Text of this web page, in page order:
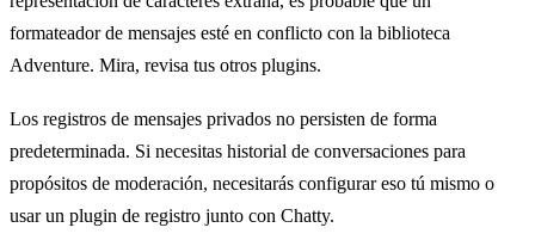
formateador de mensajes esté en conflicto con la biblioteca
Adventure. Mira, revisa tus otros plugins.
Los registros de mensajes privados no persisten de forma
predeterminada. Si necesitas historial de conversaciones para
propósitos de moderación, necesitarás configurar eso tú mismo o
usar un plugin de registro junto con Chatty.